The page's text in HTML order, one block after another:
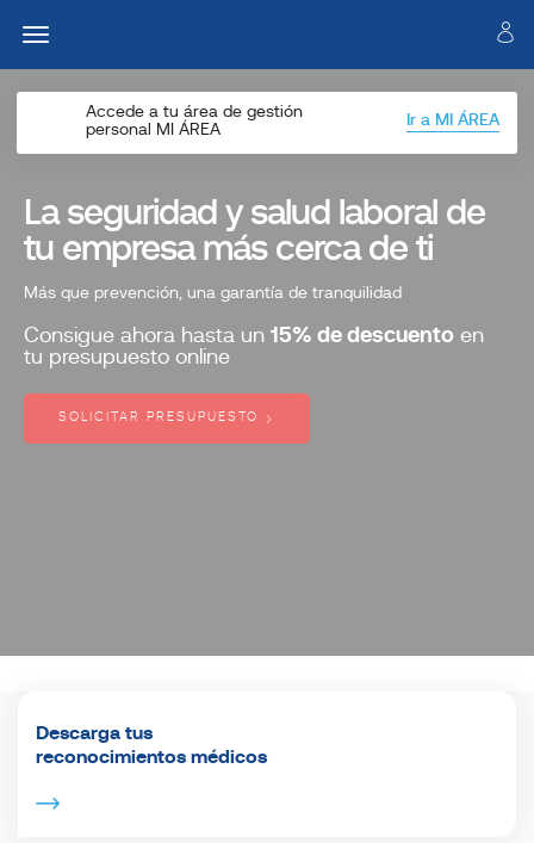
La seguridad y salud laboral de
tu empresa más cerca de ti
Más que prevención, una garantía de tranquilidad
Consigue ahora hasta un 15% de descuento en
tu presupuesto online
SOLICITAR PRESUPUESTO
Accede a tu área de gestión
personal MI ÁREA
Ir a MI ÁREA
Descarga tus
reconocimientos médicos